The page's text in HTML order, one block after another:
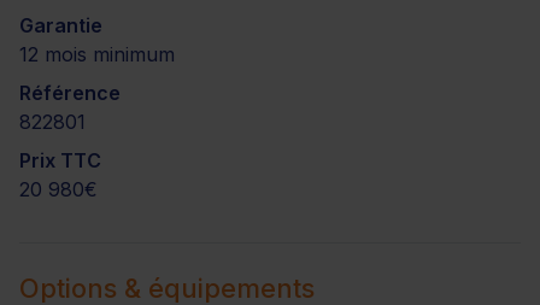
Garantie
12 mois minimum
Référence
822801
Prix TTC
20 980€
Options & équipements